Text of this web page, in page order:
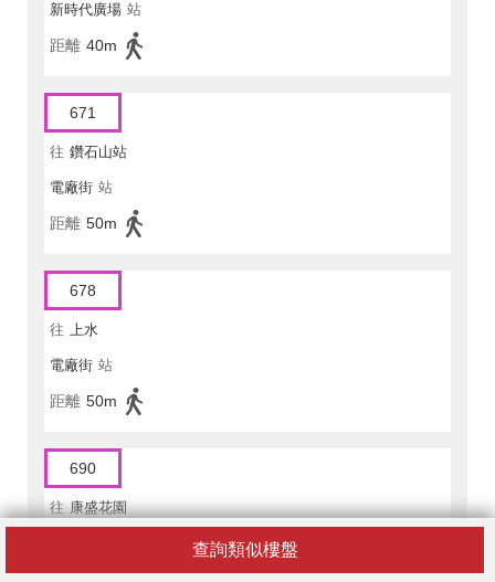
查詢類似樓盤
新時代廣場 站
距離 40m
671
往 鑽石山站
電廠街 站
距離 50m
678
往 上水
電廠街 站
距離 50m
690
往 康盛花園